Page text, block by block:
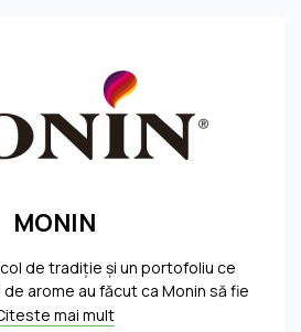
MONIN
de tradiţie şi un portofoliu ce
arome au făcut ca Monin să fie
referinţă pe piaţa băuturilor din
mai mult